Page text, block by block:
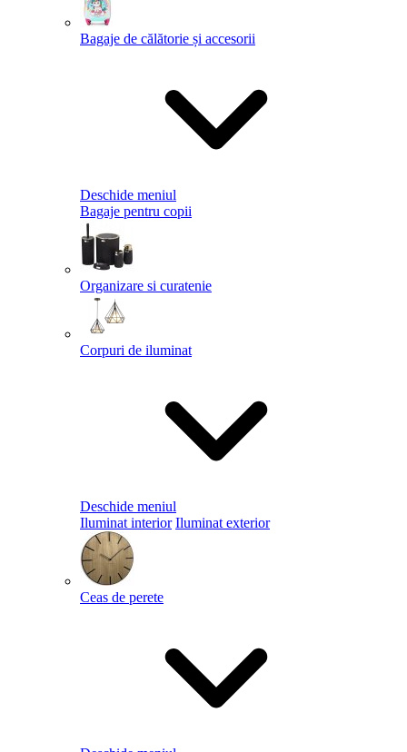
Bagaje de călătorie și accesorii
Deschide meniul
Bagaje pentru copii
Organizare si curatenie
Corpuri de iluminat
Deschide meniul
Iluminat interior Iluminat exterior
Ceas de perete